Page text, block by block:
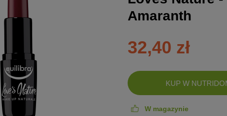
Amaranth
32,40 zł
KUP W
W magazynie